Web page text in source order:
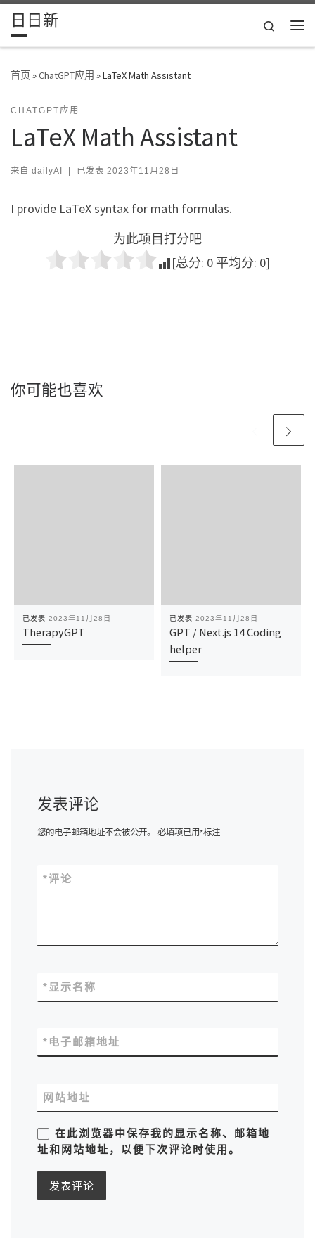
Skip to content
日日新
Search
首页»ChatGPT应用 »LaTeX Math Assistant
CHATGPT应用
LaTeX Math Assistant
来自 dailyAI | 已发表 2023年11月28日
I provide LaTeX syntax for math formulas.
为此项目打分吧
[总分: 0 平均分: 0]
你可能也喜欢
已发表 2023年11月28日
TherapyGPT
已发表 2023年11月28日
GPT / Next.js 14 Coding
helper
发表评论
您的电子邮箱地址不会被公开。 必填项已用*标注
评论
*
显示名称
*
电子邮箱地址
*
网站地址
在此浏览器中保存我的显示名称、邮箱地
址和网站地址，以便下次评论时使用。